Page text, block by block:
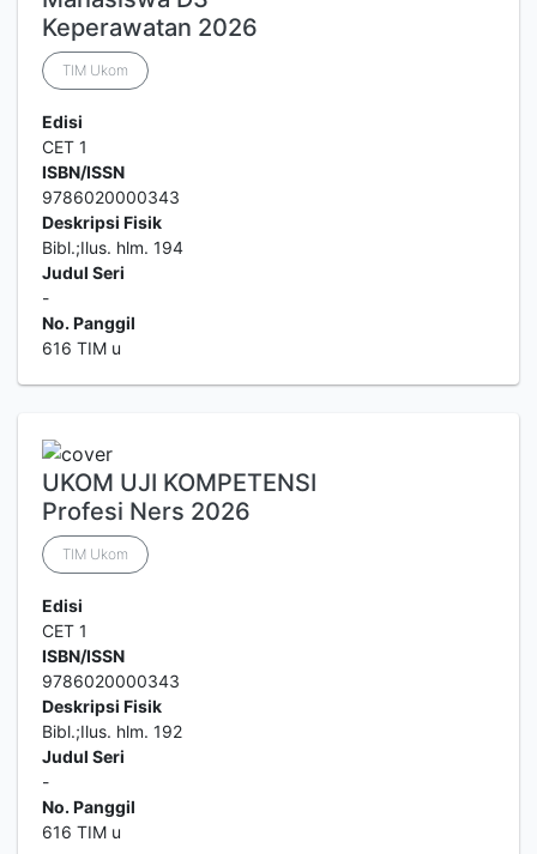
Keperawatan 2026
TIM Ukom
Edisi
CET 1
ISBN/ISSN
9786020000343
Deskripsi Fisik
Bibl.;Ilus. hlm. 194
Judul Seri
-
No. Panggil
616 TIM u
UKOM UJI KOMPETENSI
Profesi Ners 2026
TIM Ukom
Edisi
CET 1
ISBN/ISSN
9786020000343
Deskripsi Fisik
Bibl.;Ilus. hlm. 192
Judul Seri
-
No. Panggil
616 TIM u